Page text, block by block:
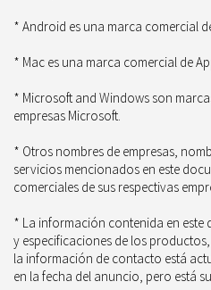
* Android es una marca comercial
* Mac es una marca comercial de
* Microsoft and Windows son
empresas Microsoft.
* Otros nombres de empresas,
servicios mencionados en este
comerciales de sus respectivas
* La información contenida en
y especificaciones de los
la información de contacto está
en la fecha del anuncio, pero está